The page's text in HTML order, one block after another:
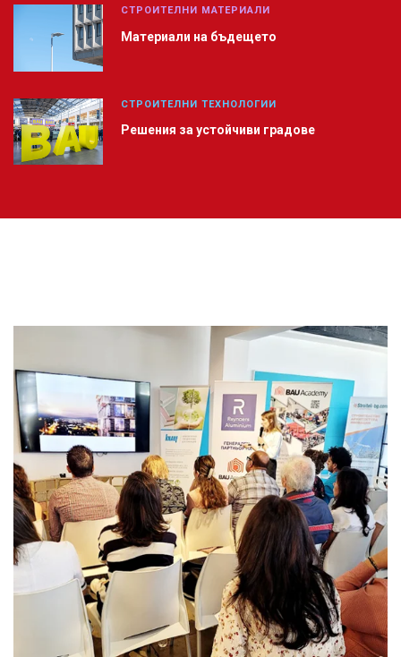
СТРОИТЕЛНИ МАТЕРИАЛИ
Материали на бъдещето
СТРОИТЕЛНИ ТЕХНОЛОГИИ
Решения за устойчиви градове